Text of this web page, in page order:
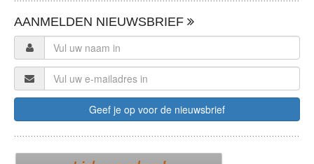
AANMELDEN NIEUWSBRIEF